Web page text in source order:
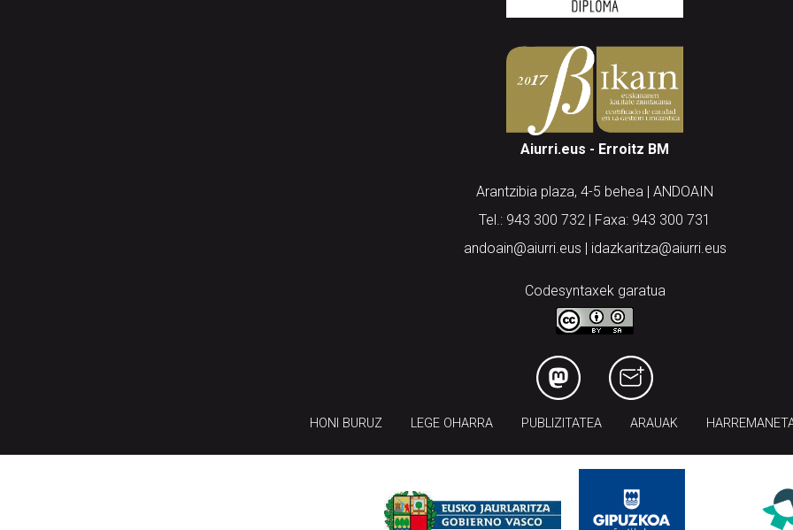
Aiurri.eus - Erroitz BM
Arantzibia plaza, 4-5 behea | ANDOAIN
Tel.: 943 300 732 | Faxa: 943 300 731
andoain@aiurri.eus | idazkaritza@aiurri.eus
Codesyntaxek garatua
HONI BURUZ LEGE OHARRA PUBLIZITATEA ARAUAK